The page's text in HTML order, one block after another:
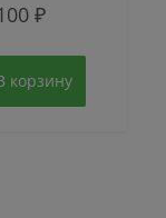
₽
корзину